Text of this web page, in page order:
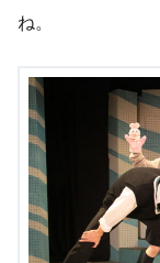
ね。